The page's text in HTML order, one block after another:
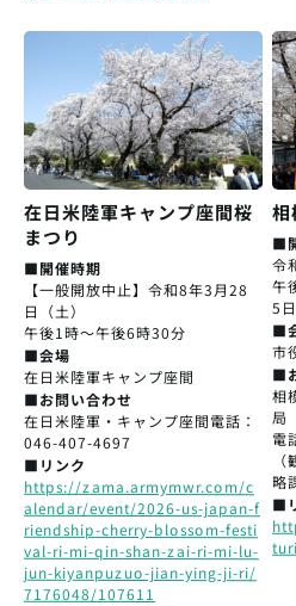
在日米陸軍キャンプ座間桜
まつり
■開催時期
【一般開放中止】令和8年3月28
日（土）
午後1時～午後6時30分
■会場
在日米陸軍キャンプ座間
■お問い合わせ
在日米陸軍・キャンプ座間電話：
046-407-4697
■リンク
https://zama.armymwr.com/c
alendar/event/2026-us-japan-f
riendship-cherry-blossom-festi
val-ri-mi-qin-shan-zai-ri-mi-lu-
jun-kiyanpuzuo-jian-ying-ji-ri/
7176048/107611
相
■
令
午
5
■
市
■
相
局
電
略
■